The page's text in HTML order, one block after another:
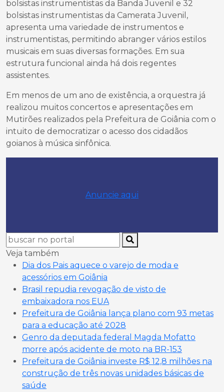
bolsistas instrumentistas da Banda Juvenil e 32
bolsistas instrumentistas da Camerata Juvenil,
apresenta uma variedade de instrumentos e
instrumentistas, permitindo abranger vários estilos
musicais em suas diversas formações. Em sua
estrutura funcional ainda há dois regentes
assistentes.
Em menos de um ano de existência, a orquestra já
realizou muitos concertos e apresentações em
Mutirões realizados pela Prefeitura de Goiânia com o
intuito de democratizar o acesso dos cidadãos
goianos à música sinfônica.
Anuncie aqui
Veja também
Dia dos Pais aquece o varejo de moda e
acessórios em Goiânia
Brasil repudia revogação de visto de
embaixadora nos EUA
Prefeitura de Goiânia lança plano com 93 metas
para a educação até 2028
Genro da deputada federal Magda Mofatto
morre após acidente de moto na BR-153
Prefeitura de Goiânia investe R$ 12,8 milhões na
construção de três novas unidades básicas de
saúde